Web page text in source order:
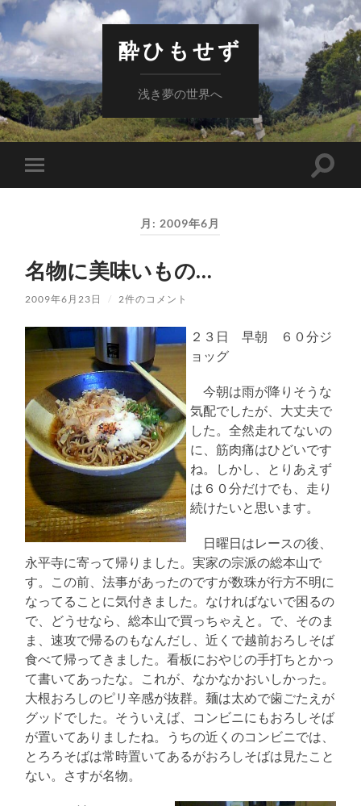
酔ひもせず
浅き夢の世界へ
モ
バ
ー
を
切
り
え
る
検
月: 2009年6月
名物に美味いもの…
2009年6月23日 / 2件のコメント
２３日 早朝 ６０分ジ
ョッグ
今朝は雨が降りそうな
気配でしたが、大丈夫で
した。全然走れてないの
に、筋肉痛はひどいです
ね。しかし、とりあえず
は６０分だけでも、走り
続けたいと思います。
日曜日はレースの後、
永平寺に寄って帰りました。実家の宗派の総本山で
す。この前、法事があったのですが数珠が行方不明に
なってることに気付きました。なければないで困るの
で、どうせなら、総本山で買っちゃえと。で、そのま
ま、速攻で帰るのもなんだし、近くで越前おろしそば
食べて帰ってきました。看板におやじの手打ちとかっ
て書いてあったな。これが、なかなかおいしかった。
大根おろしのピリ辛感が抜群。麺は太めで歯ごたえが
グッドでした。そういえば、コンビニにもおろしそば
が置いてありましたね。うちの近くのコンビニでは、
とろろそばは常時置いてあるがおろしそばは見たこと
ない。さすが名物。